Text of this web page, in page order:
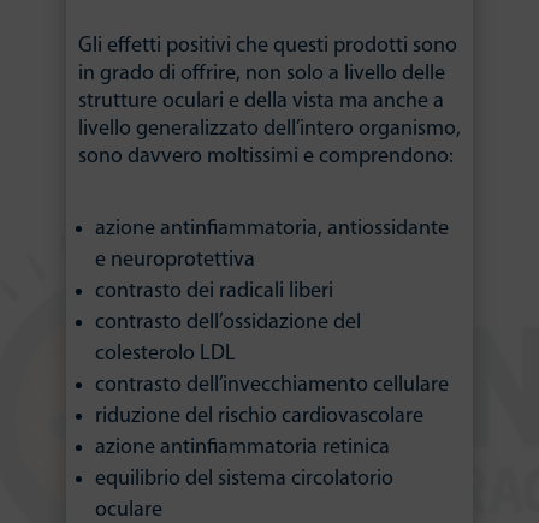
Gli effetti positivi che questi prodotti sono
in grado di offrire, non solo a livello delle
strutture oculari e della vista ma anche a
livello generalizzato dell’intero organismo,
sono davvero moltissimi e comprendono:
azione antinfiammatoria, antiossidante
e neuroprotettiva
contrasto dei radicali liberi
contrasto dell’ossidazione del
colesterolo LDL
contrasto dell’invecchiamento cellulare
riduzione del rischio cardiovascolare
azione antinfiammatoria retinica
equilibrio del sistema circolatorio
oculare